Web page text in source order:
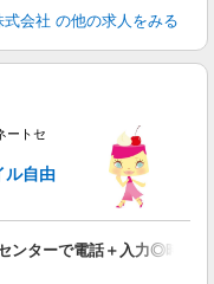
式会社 の他の求人をみる
ートセ
ル自由
ンターで電話＋入力◎時給